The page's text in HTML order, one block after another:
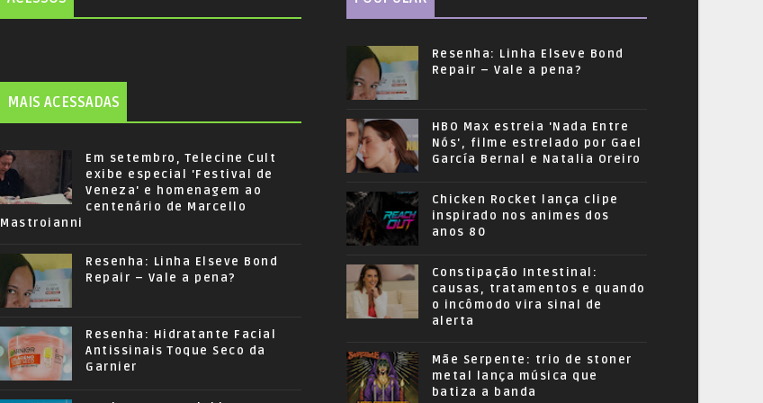
MAIS ACESSADAS
Em setembro, Telecine Cult
exibe especial 'Festival de
Veneza' e homenagem ao
centenário de Marcello
Mastroianni
Resenha: Linha Elseve Bond
Repair – Vale a pena?
Resenha: Hidratante Facial
Antissinais Toque Seco da
Garnier
Resenha: Linha Elseve Bond
Repair – Vale a pena?
HBO Max estreia 'Nada Entre
Nós', filme estrelado por Gael
García Bernal e Natalia Oreiro
Chicken Rocket lança clipe
inspirado nos animes dos
anos 80
Constipação Intestinal:
causas, tratamentos e quando
o incômodo vira sinal de
alerta
Mãe Serpente: trio de stoner
metal lança música que
batiza a banda